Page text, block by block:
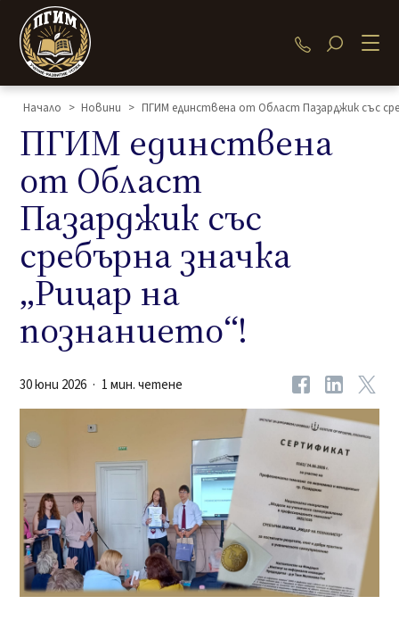
034 480 286
Начало > Новини > ПГИМ единствена от Област Пазарджик със
ПГИМ единствена
от Област
Пазарджик със
сребърна значка
„Рицар на
познанието“!
30 юни 2026 1 мин. четене